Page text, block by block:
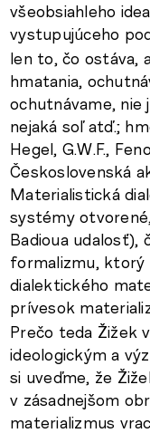
všeobsiahleho
vystupujúceho
len to, čo ostáva,
hmatania,
ochutnávame, nie
nejaká soľ atď.;
Hegel, G.W.F.,
Československá
Materialistická
systémy
Badioua udalosť),
formalizmu, ktorý
dialektického
prívesok
Prečo teda Žižek
ideologickým a
si uveďme, že
v zásadnejšom
materializmus